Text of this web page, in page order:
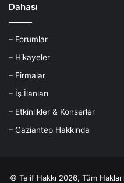
Dahası
– Forumlar
– Hikayeler
– Firmalar
– İş İlanları
– Etkinlikler & Konserler
– Gaziantep Hakkında
© Telif Hakkı 2026, Tüm Hakları